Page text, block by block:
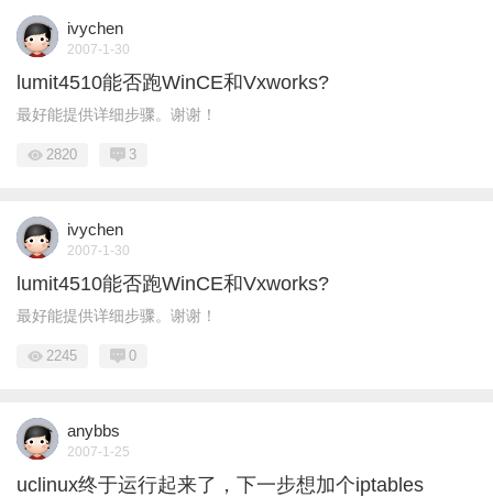
ivychen
2007-1-30
lumit4510能否跑WinCE和Vxworks?
最好能提供详细步骤。谢谢！
2820 3
ivychen
2007-1-30
lumit4510能否跑WinCE和Vxworks?
最好能提供详细步骤。谢谢！
2245 0
anybbs
2007-1-25
uclinux终于运行起来了，下一步想加个iptables